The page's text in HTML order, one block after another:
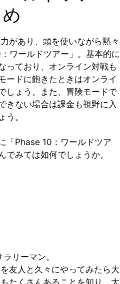
があり、頭を使いながら黙々
ワールドツアー」。基本的に
っており、オンライン対戦も
ードに飽きたときはオンライ
しょう。また、冒険モードで
きない場合は課金も視野に入
う。
「Phase 10：ワールドツア
でみては如何でしょうか。
リーマン。
友人と久々にやってみたら大
たくさんあることを知り、大